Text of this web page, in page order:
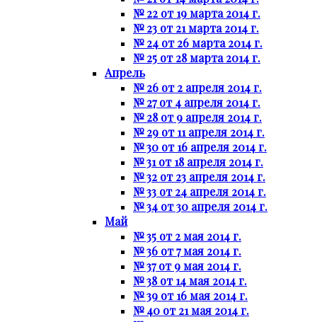
№ 22 от 19 марта 2014 г.
№ 23 от 21 марта 2014 г.
№ 24 от 26 марта 2014 г.
№ 25 от 28 марта 2014 г.
Апрель
№ 26 от 2 апреля 2014 г.
№ 27 от 4 апреля 2014 г.
№ 28 от 9 апреля 2014 г.
№ 29 от 11 апреля 2014 г.
№ 30 от 16 апреля 2014 г.
№ 31 от 18 апреля 2014 г.
№ 32 от 23 апреля 2014 г.
№ 33 от 24 апреля 2014 г.
№ 34 от 30 апреля 2014 г.
Май
№ 35 от 2 мая 2014 г.
№ 36 от 7 мая 2014 г.
№ 37 от 9 мая 2014 г.
№ 38 от 14 мая 2014 г.
№ 39 от 16 мая 2014 г.
№ 40 от 21 мая 2014 г.